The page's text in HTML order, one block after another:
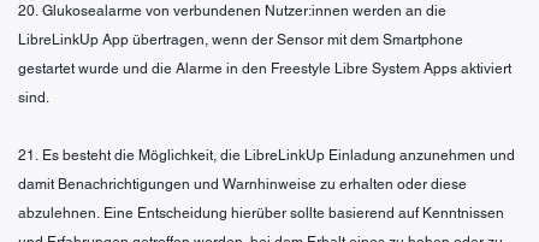
20. Glukosealarme von verbundenen Nutzer:innen werden an die
LibreLinkUp App übertragen, wenn der Sensor mit dem Smartphone
gestartet wurde und die Alarme in den Freestyle Libre System Apps aktiviert
sind.
21. Es besteht die Möglichkeit, die LibreLinkUp Einladung anzunehmen und
damit Benachrichtigungen und Warnhinweise zu erhalten oder diese
abzulehnen. Eine Entscheidung hierüber sollte basierend auf Kenntnissen